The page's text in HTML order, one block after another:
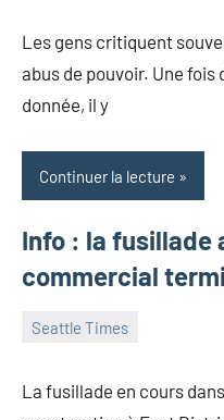
2018
Les gens critiquent
abus de pouvoir. Une fois
donnée, il y
Continuer la lecture
Info : la fusillade
commercial
Seattle Times
2017
La fusillade en cours